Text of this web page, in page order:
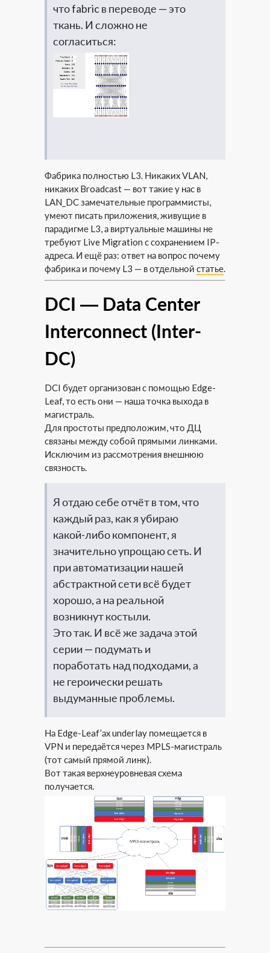
что fabric в переводе — это
ткань. И сложно не
согласиться:
Фабрика полностью L3. Никаких VLAN,
никаких Broadcast — вот такие у нас в
LAN_DC замечательные программисты,
умеют писать приложения, живущие в
парадигме L3, а виртуальные машины не
требуют Live Migration c сохранением IP-
адреса. И ещё раз: ответ на вопрос почему
фабрика и почему L3 — в отдельной статье.
DCI — Data Center
Interconnect (Inter-
DC)
DCI будет организован с помощью Edge-
Leaf, то есть они — наша точка выхода в
магистраль.
Для простоты предположим, что ДЦ
связаны между собой прямыми линками.
Исключим из рассмотрения внешнюю
связность.
Я отдаю себе отчёт в том, что
каждый раз, как я убираю
какой-либо компонент, я
значительно упрощаю сеть. И
при автоматизации нашей
абстрактной сети всё будет
хорошо, а на реальной
возникнут костыли.
Это так. И всё же задача этой
серии — подумать и
поработать над подходами, а
не героически решать
выдуманные проблемы.
На Edge-Leaf’ах underlay помещается в
VPN и передаётся через MPLS-магистраль
(тот самый прямой линк).
Вот такая верхнеуровневая схема
получается.